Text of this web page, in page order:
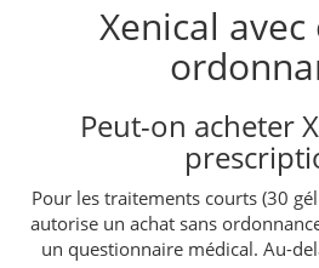
Xenical avec
Peut-on acheter
Pour les traitements courts (30
autorise un achat sans
un questionnaire médical. Au-